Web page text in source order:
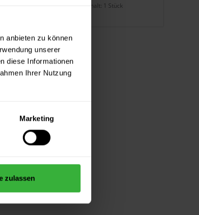
anbieten zu können
unserer
diese Informationen
Ihrer Nutzung
Marketing
zulassen
Inhalt: 1 Stück